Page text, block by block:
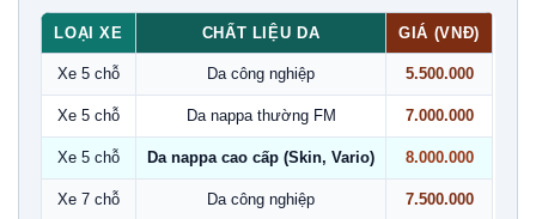
LOẠI XE CHẤT LIỆU DA GIÁ (VNĐ)
Xe 5 chỗ Da công nghiệp 5.500.000
Xe 5 chỗ Da nappa thường FM 7.000.000
Xe 5 chỗ Da nappa cao cấp (Skin, Vario) 8.000.000
Xe 7 chỗ Da công nghiệp 7.500.000